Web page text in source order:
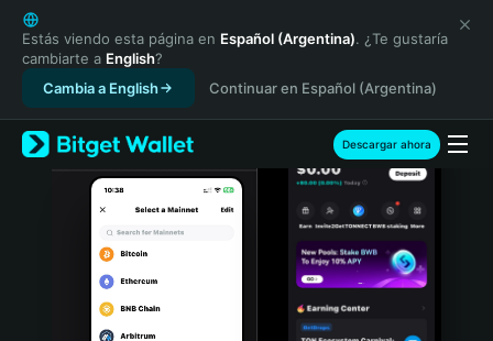
English
日本語
Tiếng Việt
Русский
Español (Latinoamérica)
Türkçe
Italiano
Português (Portugal)
Bahasa Indonesia
Estás viendo esta página en Español (Argentina). ¿Te gustaría
cambiarte a English?
Cambia a English
Continuar en Español (Argentina)
Descargar ahora